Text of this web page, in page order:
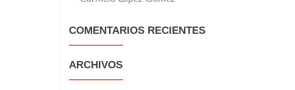
COMENTARIOS RECIENTES
ARCHIVOS